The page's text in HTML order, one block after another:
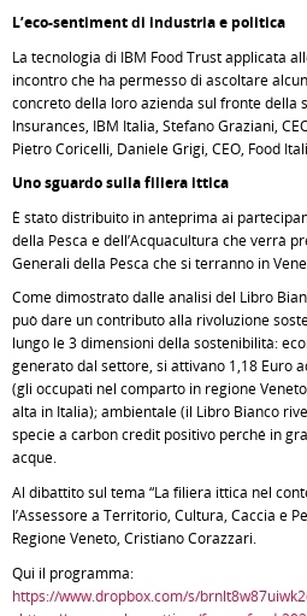
L’eco-sentiment di industria e politica
La tecnologia di IBM Food Trust applicata
incontro che ha permesso di ascoltare
concreto della loro azienda sul fronte della
Insurances, IBM Italia, Stefano Graziani,
Pietro Coricelli, Daniele Grigi, CEO, Food
Uno sguardo sulla filiera ittica
È stato distribuito in anteprima ai
della Pesca e dell’Acquacultura che verrà
Generali della Pesca che si terranno in
Come dimostrato dalle analisi del Libro
può dare un contributo alla rivoluzione
lungo le 3 dimensioni della sostenibilità:
generato dal settore, si attivano 1,18 Euro
(gli occupati nel comparto in regione
alta in Italia); ambientale (il Libro Bianco
specie a carbon credit positivo perché in
acque.
Al dibattito sul tema “La filiera ittica nel
l’Assessore a Territorio, Cultura, Caccia e
Regione Veneto, Cristiano Corazzari.
Qui il programma:
https://www.dropbox.com/s/